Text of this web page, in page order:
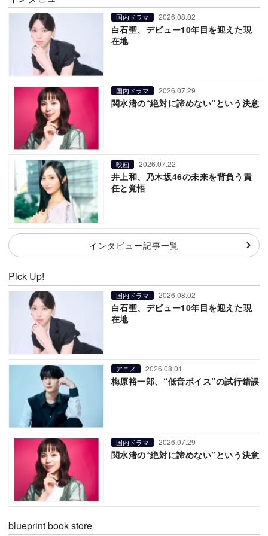
国内ドラマ 2026.08.02
白石聖、デビュー10年目を迎えた現
在地
国内ドラマ 2026.07.29
関水渚の“絶対に諦めない”という決意
映画 2026.07.22
井上和、乃木坂46の未来を背負う責
任と覚悟
インタビュー記事一覧
Pick Up!
国内ドラマ 2026.08.02
白石聖、デビュー10年目を迎えた現
在地
アニメ 2026.08.01
梅原裕一郎、“低音ボイス”の試行錯誤
国内ドラマ 2026.07.29
関水渚の“絶対に諦めない”という決意
blueprint book store